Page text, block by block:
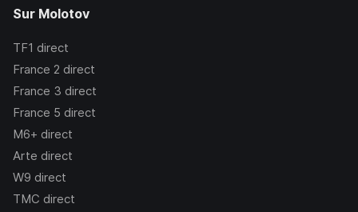
Sur Molotov
TF1 direct
France 2 direct
France 3 direct
France 5 direct
M6+ direct
Arte direct
W9 direct
TMC direct